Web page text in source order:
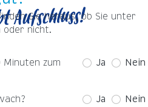
Aufschluss!
Sie heraus, ob Sie unter
oder nicht.
Minuten zum
Ja Nein
Ja
Nein